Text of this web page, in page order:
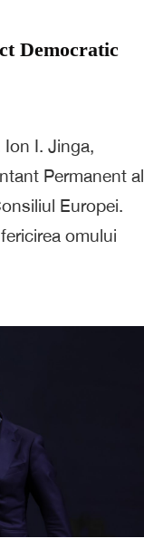
Democratic
Ion I. Jinga,
Permanent al
Europei.
omului